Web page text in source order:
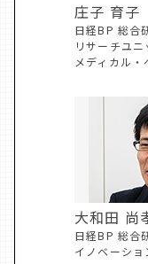
庄子 育子
日経BP 総合
リサーチユ
メディカル・
大和田 尚
日経BP 総合
イノベーシ